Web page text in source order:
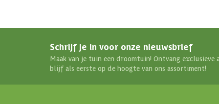
Schrijf je in voor onze nieuwsbrief
Maak van je tuin een droomtuin! Ontvang exclusieve
blijf als eerste op de hoogte van ons assortiment!